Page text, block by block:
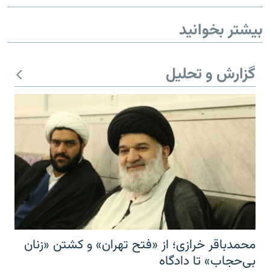
بیشتر بخوانید
گزارش و تحلیل
محمدباقر خرازی؛ از «فتح تهران» و کشتن «زنان
بی‌حجاب» تا دادگاه